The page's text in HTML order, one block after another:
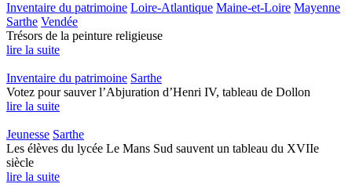
Inventaire du patrimoine Loire-Atlantique Maine-et-Loire Mayenne
Sarthe Vendée
Trésors de la peinture religieuse
lire la suite
Inventaire du patrimoine Sarthe
Votez pour sauver l’Abjuration d’Henri IV, tableau de Dollon
lire la suite
Jeunesse Sarthe
Les élèves du lycée Le Mans Sud sauvent un tableau du XVIIe
siècle
lire la suite